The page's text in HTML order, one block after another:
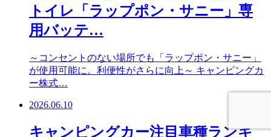
トイレ「ラップポン・サニー」専
用バッテ…
～コンセントのない場所でも「ラップポン・サニー」
が使用可能に。利便性がさらに向上～ キャンピングカ
ー株式…
2026.06.10
キャンピングカー注目車種ランキ